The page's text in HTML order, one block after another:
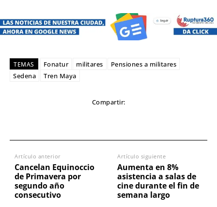
TEMAS Fonatur militares
Pensiones a militares
Sedena
Tren Maya
Compartir:
Artículo anterior
Cancelan Equinoccio
de Primavera por
segundo año
consecutivo
Artículo siguiente
Aumenta en 8%
asistencia a salas de
cine durante el fin de
semana largo